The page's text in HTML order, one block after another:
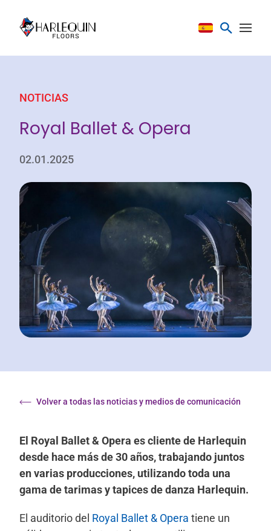
NOTICIAS
Royal Ballet & Opera
02.01.2025
Volver a todas las noticias y medios de comunicación
El Royal Ballet & Opera es cliente de Harlequin
desde hace más de 30 años, trabajando juntos
en varias producciones, utilizando toda una
gama de tarimas y tapices de danza Harlequin.
El auditorio del Royal Ballet & Opera tiene un